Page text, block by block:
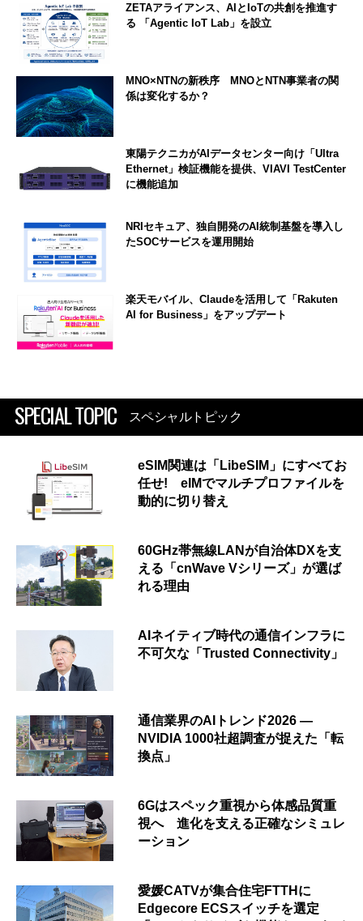
ZETAアライアンス、AIとIoTの共創を推進す
る 「Agentic IoT Lab」を設立
MNO×NTNの新秩序 MNOとNTN事業者の関
係は変化するか？
東陽テクニカがAIデータセンター向け「Ultra
Ethernet」検証機能を提供、VIAVI TestCenter
に機能追加
NRIセキュア、独自開発のAI統制基盤を導入し
たSOCサービスを運用開始
楽天モバイル、Claudeを活用して「Rakuten
AI for Business」をアップデート
SPECIAL TOPIC スペシャルトピック
eSIM関連は「LibeSIM」にすべてお
任せ! eIMでマルチプロファイルを
動的に切り替え
60GHz帯無線LANが自治体DXを支
える「cnWave Vシリーズ」が選ば
れる理由
AIネイティブ時代の通信インフラに
不可欠な「Trusted Connectivity」
通信業界のAIトレンド2026 ―
NVIDIA 1000社超調査が捉えた「転
換点」
6Gはスペック重視から体感品質重
視へ 進化を支える正確なシミュレ
ーション
愛媛CATVが集合住宅FTTHに
Edgecore ECSスイッチを選定